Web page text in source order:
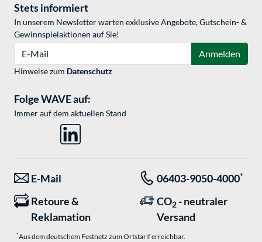
Stets informiert
In unserem Newsletter warten exklusive Angebote, Gutschein- &
Gewinnspielaktionen auf Sie!
Anmelden
Hinweise zum Datenschutz
Folge WAVE auf:
Immer auf dem aktuellen Stand
E-Mail 06403-9050-4000*
Retoure &
Reklamation
CO2 - neutraler
Versand
*Aus dem deutschem Festnetz zum Ortstarif erreichbar.